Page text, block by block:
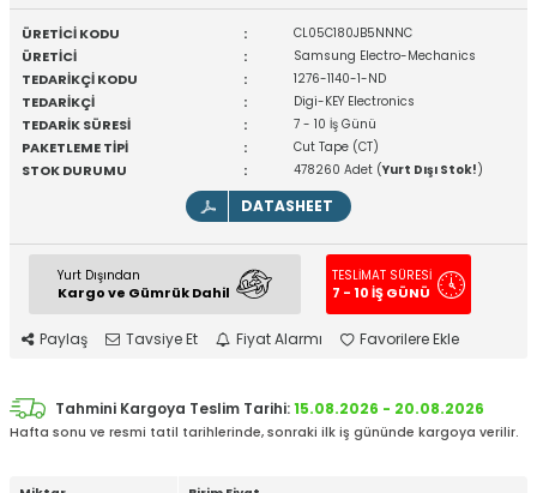
ÜRETİCİ KODU : CL05C180JB5NNNC
ÜRETİCİ : Samsung Electro-Mechanics
TEDARİKÇİ KODU : 1276-1140-1-ND
TEDARİKÇİ : Digi-KEY Electronics
TEDARİK SÜRESİ : 7 - 10 İş Günü
PAKETLEME TİPİ : Cut Tape (CT)
STOK DURUMU : 478260 Adet (Yurt Dışı Stok!)
DATASHEET
Yurt Dışından
Kargo ve Gümrük Dahil
TESLİMAT SÜRESİ
7 - 10 İŞ GÜNÜ
Paylaş Tavsiye Et Fiyat Alarmı Favorilere Ekle
Tahmini Kargoya Teslim Tarihi:15.08.2026 - 20.08.2026
Hafta sonu ve resmi tatil tarihlerinde, sonraki ilk iş gününde kargoya verilir.